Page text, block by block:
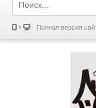
Полная версия